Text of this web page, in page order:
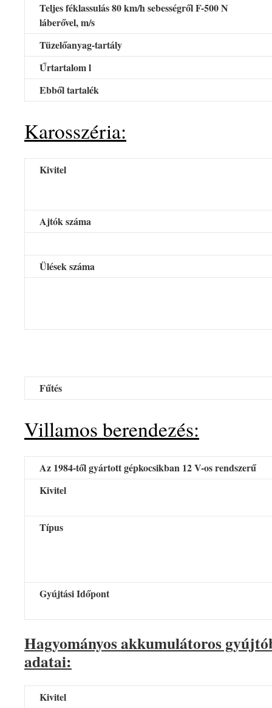
Teljes féklassulás 80 km/h sebes­ségről F-500 N
láberővel, m/s
Tüzelőanyag-tartály
Űrtartalom l
Ebből tartalék
Karosszéria:
Kivitel
Ajtók száma
Ülések száma
Fűtés
Villamos berendezés:
Az 1984-től gyártott gépkocsikban 12 V-os rendszerű
Kivitel
Típus
Gyújtási Időpont
Hagyományos akkumu­látoros
adatai:
Kivitel